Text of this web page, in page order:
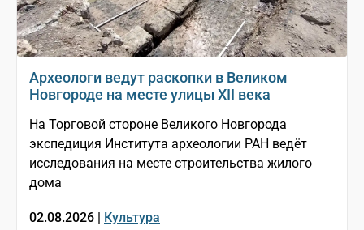
Археологи ведут раскопки в Великом
Новгороде на месте улицы XII века
На Торговой стороне Великого Новгорода
экспедиция Института археологии РАН ведёт
исследования на месте строительства жилого
дома
02.08.2026 | Культура